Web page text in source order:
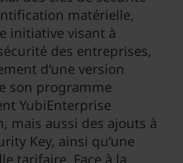
matérielle,
initiative visant à
des entreprises,
d’une version
son programme
YubiEnterprise
mais aussi des ajouts à
Key, ainsi qu’une
tarifaire. Face à la